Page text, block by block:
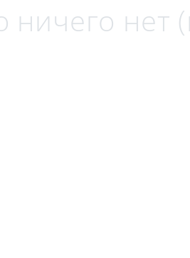
ничего нет